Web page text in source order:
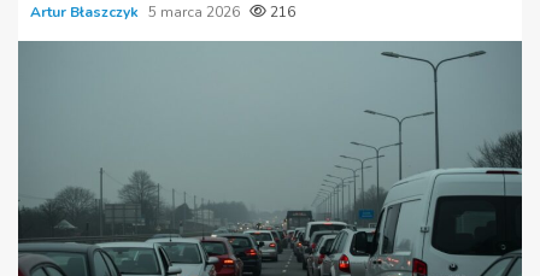
Artur Błaszczyk 5 marca 2026 216